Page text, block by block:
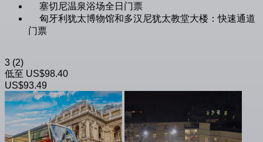
塞切尼温泉浴场全日门票
匈牙利犹太博物馆和多汉尼犹太教堂大楼：快速通道
门票
3 (2)
低至 US$98.40
US$93.49